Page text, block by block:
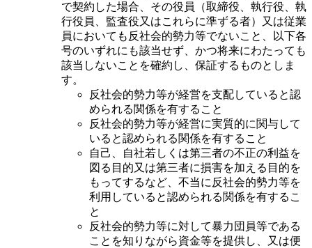
で契約した場合、その役員（取締役、執行役、執
行役員、監査役又はこれらに準ずる者）又は従業
員においても反社会的勢力等でないこと、以下各
号のいずれにも該当せず、かつ将来にわたっても
該当しないことを確約し、保証するものとしま
す。
反社会的勢力等が経営を支配していると認
められる関係を有すること
反社会的勢力等が経営に実質的に関与して
いると認められる関係を有すること
自己、自社若しくは第三者の不正の利益を
図る目的又は第三者に損害を加える目的を
もってするなど、不当に反社会的勢力等を
利用していると認められる関係を有するこ
と
反社会的勢力等に対して暴力団員等である
ことを知りながら資金等を提供し、又は便